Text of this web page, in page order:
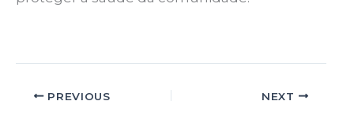
PREVIOUS NEXT